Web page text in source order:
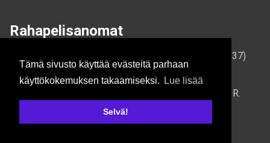
Rahapelisanomat
(Y-tunnus: 16433637)
julkaisema media.
Harju maakond, Tallinn, Kesklinna linnaosa, F. R.
Faehlmanni tn 5, 10125
Tämä sivusto käyttää evästeitä parhaan
käyttökokemuksen takaamiseksi.
Lue lisää
Selvä!